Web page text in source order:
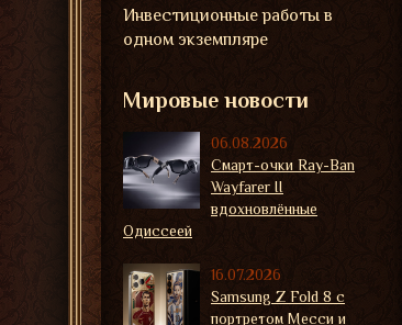
Инвестиционные работы в
одном экземпляре
Мировые новости
06.08.2026
Смарт-очки Ray-Ban
Wayfarer II
вдохновлённые
Одиссеей
16.07.2026
Samsung Z Fold 8 с
портретом Месси и